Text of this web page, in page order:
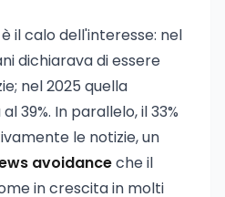
il calo dell'interesse: nel
dichiarava di essere
nel 2025 quella
39%. In parallelo, il 33%
le notizie, un
avoidanceche il
in crescita in molti